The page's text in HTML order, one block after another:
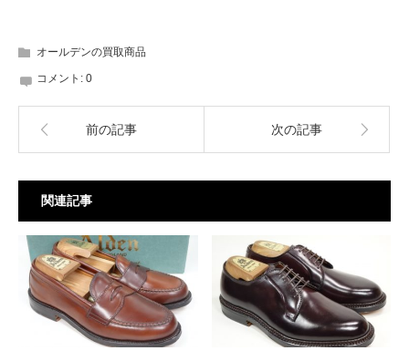
オールデンの買取商品
コメント: 0
前の記事 次の記事
関連記事